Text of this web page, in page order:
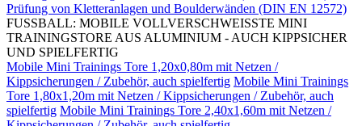
Prüfung von Kletteranlagen und Boulderwänden (DIN EN 12572)
FUSSBALL: MOBILE VOLLVERSCHWEISSTE MINI
TRAININGSTORE AUS ALUMINIUM - AUCH KIPPSICHER
UND SPIELFERTIG
Mobile Mini Trainings Tore 1,20x0,80m mit Netzen /
Kippsicherungen / Zubehör, auch spielfertig Mobile Mini Trainings
Tore 1,80x1,20m mit Netzen / Kippsicherungen / Zubehör, auch
spielfertig Mobile Mini Trainings Tore 2,40x1,60m mit Netzen /